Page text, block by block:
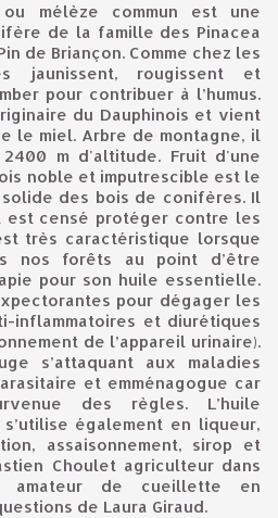
de la famille des Pinacea
de Briançon. Comme chez les
jaunissent, rougissent et
pour contribuer à l’humus.
du Dauphinois et vient
le miel. Arbre de montagne, il
m d'altitude. Fruit d'une
noble et imputrescible est le
des bois de conifères. Il
est censé protéger contre les
très caractéristique lorsque
nos forêts au point d’être
pour son huile essentielle.
pour dégager les
inflammatoires et diurétiques
de l’appareil urinaire).
s’attaquant aux maladies
et emménagogue car
des règles. L’huile
également en liqueur,
assaisonnement, sirop et
Choulet agriculteur dans
amateur de cueillette en
de Laura Giraud.